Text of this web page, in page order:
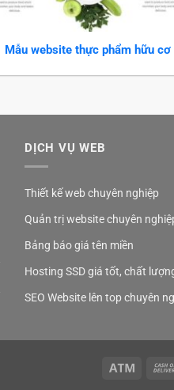
Mẫu website thực phẩm hữu cơ
DỊCH VỤ WEB
Thiết kế web chuyên nghiệp
Quản trị website chuyên
Bảng báo giá tên miền
Hosting SSD giá tốt, chất
SEO Website lên top chuyên
Atm